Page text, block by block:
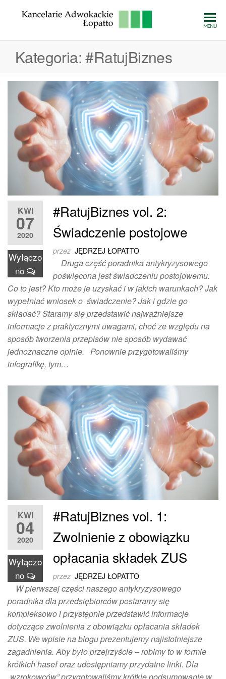
Kancelarie
Łopatto
MENU
Kategoria:#RatujBiznes
KWI
07
2020
Wyłączo
no
#RatujBiznes vol. 2:
Świadczenie postojowe
przez JĘDRZEJ ŁOPATTO
Druga część poradnika antykryzysowego
poświęcona jest świadczeniu postojowemu.
Co to jest? Kto może je uzyskać i w jakich warunkach? Jak
wypełniać wniosek o świadczenie? Jak i gdzie go
składać? Staramy się przedstawić najważniejsze
informacje z praktycznymi uwagami, choć ze względu na
sposób tworzenia przepisów nie sposób wydawać
jednoznaczne opinie. Ponownie przygotowaliśmy
infografikę, tym…
KWI
04
2020
Wyłączo
no
#RatujBiznes vol. 1:
Zwolnienie z obowiązku
opłacania składek ZUS
przez JĘDRZEJ ŁOPATTO
W pierwszej części naszego antykryzysowego
poradnika dla przedsiębiorców postaramy się
kompleksowo i przystępnie przedstawić informacje
dotyczące zwolnienia z obowiązku opłacania składek
ZUS. We wpisie na blogu prezentujemy najistotniejsze
zagadnienia. Aby było przejrzyście – robimy to w formie
krótkich haseł oraz udostępniamy przydatne linki. Dla